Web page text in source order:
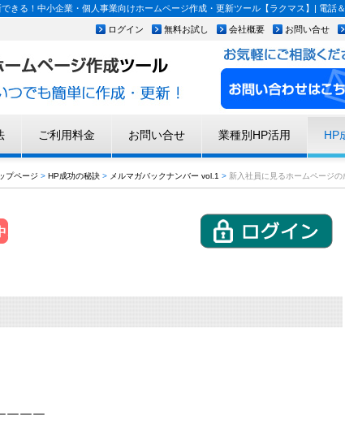
きる！中小企業・個人事業向けホームページ作成・更新ツール【ラクマス】| 電話
ログイン 無料お試し 会社概要 お問い合せ
ご利用料金 お問い合せ 業種別HP活用 HP
プページ > HP成功の秘訣 > メルマガバックナンバー vol.1 > 新入社員に見るホームページの
￣￣￣